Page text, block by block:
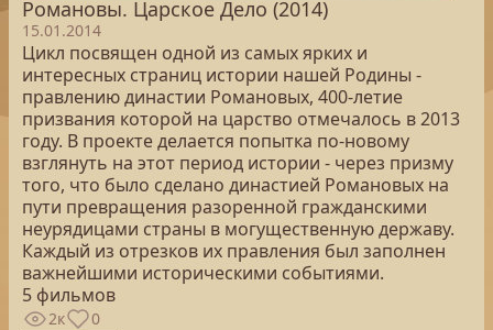
Романовы. Царское Дело (2014)
15.01.2014
Цикл посвящен одной из самых ярких и
интересных страниц истории нашей Родины -
правлению династии Романовых, 400-летие
призвания которой на царство отмечалось в 2013
году. В проекте делается попытка по-новому
взглянуть на этот период истории - через призму
того, что было сделано династией Романовых на
пути превращения разоренной гражданскими
неурядицами страны в могущественную державу.
Каждый из отрезков их правления был заполнен
важнейшими историческими событиями.
5 фильмов
2к 0